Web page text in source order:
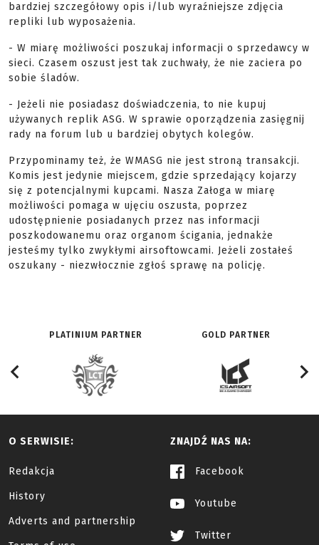
bardziej szczegółowy opis i/lub wyraźniejsze zdjęcia
repliki lub wyposażenia.
- W miarę możliwości poszukaj informacji o sprzedawcy w
sieci. Czasem oszust jest tak zuchwały, że nie zaciera po
sobie śladów.
- Jeżeli nie posiadasz doświadczenia, to nie kupuj
używanych replik ASG. W sprawie oporządzenia zasięgnij
rady na forum lub u bardziej obytych kolegów.
Przypominamy też, że WMASG nie jest stroną transakcji.
Komis jest jedynie miejscem, gdzie sprzedający kojarzy
się z potencjalnymi kupcami. Nasza Załoga w miarę
możliwości pomaga w ujęciu oszusta, poprzez
udostępnienie posiadanych przez nas informacji
poszkodowanemu oraz organom ścigania, jednakże
jesteśmy tylko zwykłymi airsoftowcami. Jeżeli zostałeś
oszukany - niezwłocznie zgłoś sprawę na policję.
PLATINIUM PARTNER GOLD PARTNER
O SERWISIE:
Redakcja
History
Adverts and partnership
ZNAJDŹ NAS NA:
Facebook
Youtube
Twitter